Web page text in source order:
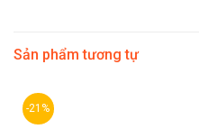
Sản phẩm tương tự
-21%